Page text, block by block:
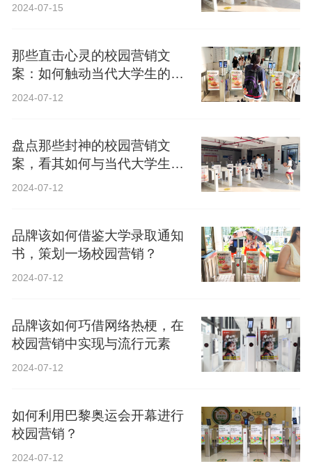
2024-07-15
那些直击心灵的校园营销文
案：如何触动当代大学生的心
弦？
2024-07-12
盘点那些封神的校园营销文
案，看其如何与当代大学生精
神共鸣？
2024-07-12
品牌该如何借鉴大学录取通知
书，策划一场校园营销？
2024-07-12
品牌该如何巧借网络热梗，在
校园营销中实现与流行元素
2024-07-12
如何利用巴黎奥运会开幕进行
校园营销？
2024-07-12